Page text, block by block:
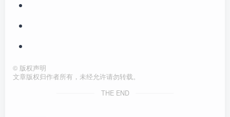
© 版权声明
文章版权归作者所有，未经允许请勿转载。
THE END